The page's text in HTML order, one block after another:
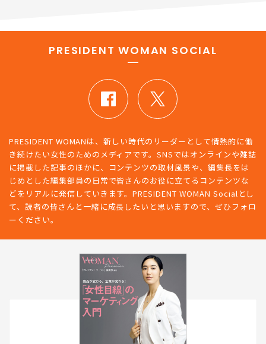
PRESIDENT WOMAN SOCIAL
PRESIDENT WOMANは、新しい時代のリーダーとして情熱的に働
き続けたい女性のためのメディアです。SNSではオンラインや雑誌
に掲載した記事のほかに、コンテンツの取材風景や、編集長をは
じめとした編集部員の日常で皆さんのお役に立てるコンテンツな
どをリアルに発信していきます。PRESIDENT WOMAN Socialとし
て、読者の皆さんと一緒に成長したいと思いますので、ぜひフォロ
ーください。